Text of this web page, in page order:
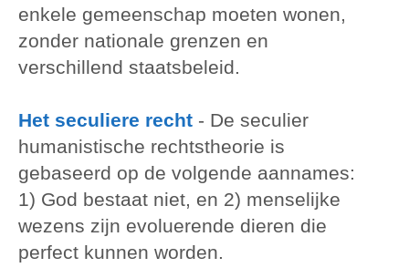
enkele gemeenschap moeten wonen,
zonder nationale grenzen en
verschillend staatsbeleid.
Het seculiere recht - De seculier
humanistische rechtstheorie is
gebaseerd op de volgende aannames:
1) God bestaat niet, en 2) menselijke
wezens zijn evoluerende dieren die
perfect kunnen worden.